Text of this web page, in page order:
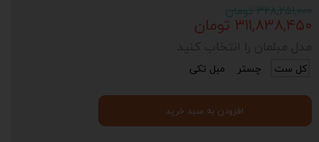
۳۲۸,۲۵۱,۰۰۰ تومان
۳۱۱,۸۳۸,۴۵۰ تومان
کل ست چستر مبل تکی
افزودن به سبد خرید